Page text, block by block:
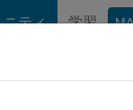
ニティ 学習
に関する FAQ